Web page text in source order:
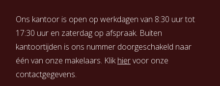
Ons kantoor is open op werkdagen van 8:30 uur tot
17:30 uur en zaterdag op afspraak. Buiten
kantoortijden is ons nummer doorgeschakeld naar
één van onze makelaars. Klikhiervoor onze
contactgegevens.